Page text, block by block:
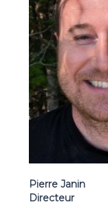
Pierre Janin
Directeur